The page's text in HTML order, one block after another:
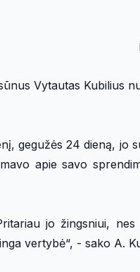
Vytautas Kubilius
gegužės 24 dieną, jo
apie savo
jo žingsniui,
vertybė“, - sako A.